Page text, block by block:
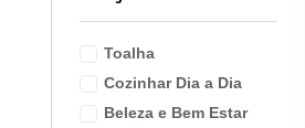
Toalha
Cozinhar Dia a Dia
Beleza e Bem Estar